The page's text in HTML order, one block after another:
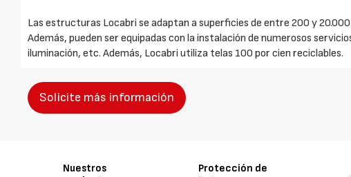
Las estructuras Locabri se adaptan a superficies de entre 200 y
Además, pueden ser equipadas con la instalación de numerosos
iluminación, etc. Además, Locabri utiliza telas 100 por cien reciclables.
Solicite más información
Nuestros
Protección de